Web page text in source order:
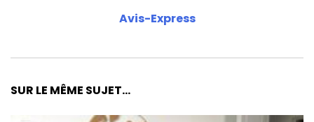
Avis-Express
SUR LE MÊME SUJET...